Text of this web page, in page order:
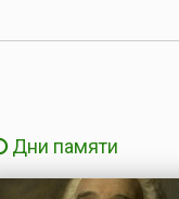
Дни памяти